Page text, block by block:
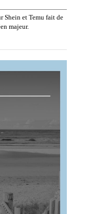
Shein et Temu fait de
majeur.